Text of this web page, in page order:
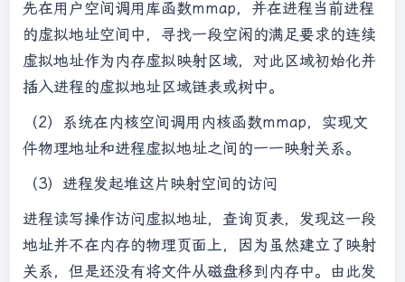
先在用户空间调用库函数mmap，并在进程当前进程
的虚拟地址空间中，寻找一段空闲的满足要求的连续
虚拟地址作为内存虚拟映射区域，对此区域初始化并
插入进程的虚拟地址区域链表或树中。
（2）系统在内核空间调用内核函数mmap，实现文
件物理地址和进程虚拟地址之间的一一映射关系。
（3）进程发起堆这片映射空间的访问
进程读写操作访问虚拟地址，查询页表，发现这一段
地址并不在内存的物理页面上，因为虽然建立了映射
关系，但是还没有将文件从磁盘移到内存中。由此发